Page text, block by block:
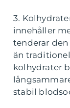
3.
innehåller
tenderar
än
kolhydrater
stabil